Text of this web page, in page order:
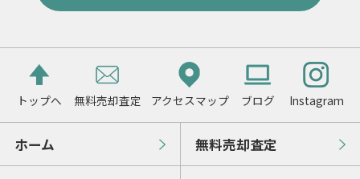
トップへ 無料売却査定 アクセスマップ ブログ Instagram
ホーム 無料売却査定